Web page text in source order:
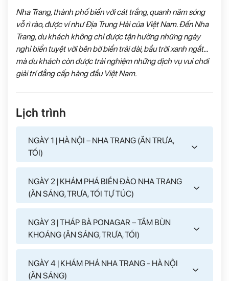
Nha Trang, thành phố biển với cát trắng, quanh năm sóng
vỗ rì rào, được ví như Địa Trung Hải của Việt Nam. Đến Nha
Trang, du khách không chỉ được tận hưởng những ngày
nghỉ biển tuyệt vời bên bờ biển trải dài, bầu trời xanh ngắt…
mà du khách còn được trải nghiệm những dịch vụ vui chơi
giải trí đẳng cấp hàng đầu Việt Nam.
Lịch trình
NGÀY 1 | HÀ NỘI – NHA TRANG (ĂN TRƯA,
TỐI)
NGÀY 2 | KHÁM PHÁ BIỂN ĐẢO NHA TRANG
(ĂN SÁNG, TRƯA, TỐI TỰ TÚC)
NGÀY 3 | THÁP BÀ PONAGAR – TẮM BÙN
KHOÁNG (ĂN SÁNG, TRƯA, TỐI)
NGÀY 4 | KHÁM PHÁ NHA TRANG - HÀ NỘI
(ĂN SÁNG)